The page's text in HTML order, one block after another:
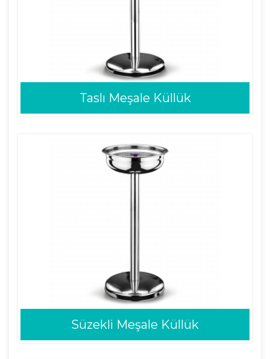
Taslı Meşale Küllük
Süzekli Meşale Küllük